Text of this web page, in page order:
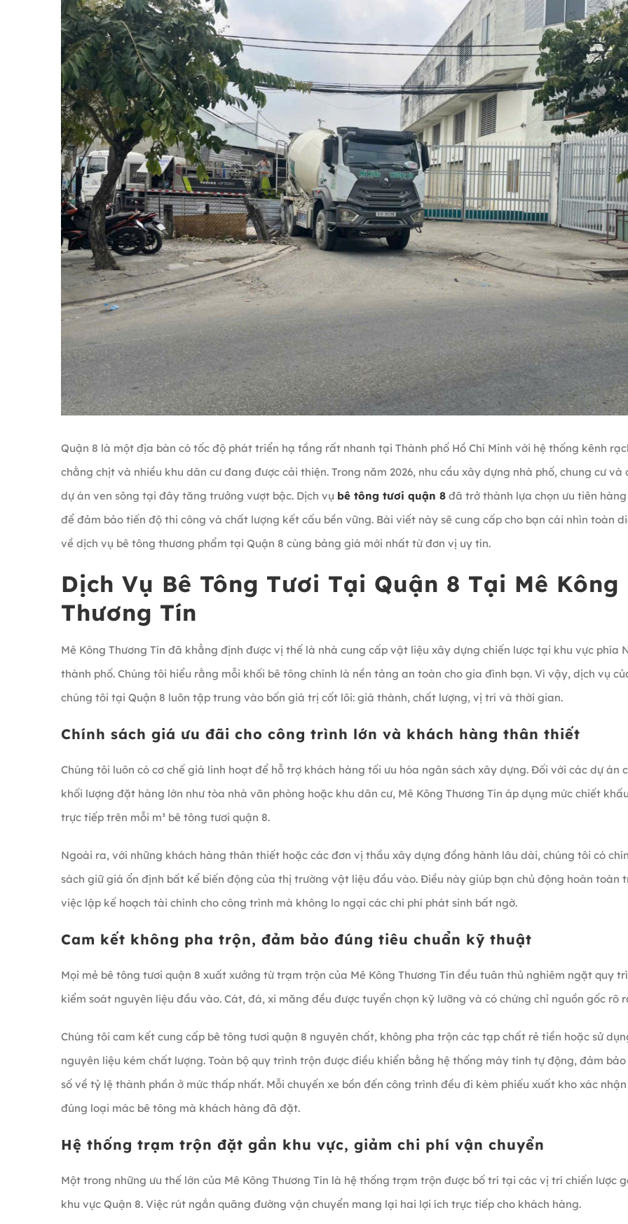
Quận 8 là một địa bàn có tốc độ phát triển hạ tầng rất nhanh tại Thành phố Hồ Chí Minh với hệ thống kênh
chằng chịt và nhiều khu dân cư đang được cải thiện. Trong năm 2026, nhu cầu xây dựng nhà phố, chung cư và
dự án ven sông tại đây tăng trưởng vượt bậc. Dịch vụ bê tông tươi quận 8đã trở thành lựa chọn ưu tiên
để đảm bảo tiến độ thi công và chất lượng kết cấu bền vững. Bài viết này sẽ cung cấp cho bạn cái nhìn toàn
về dịch vụ bê tông thương phẩm tại Quận 8 cùng bảng giá mới nhất từ đơn vị uy tín.
Dịch Vụ Bê Tông Tươi Tại Quận 8 Tại Mê Kông
Thương Tín
Mê Kông Thương Tín đã khẳng định được vị thế là nhà cung cấp vật liệu xây dựng chiến lược tại khu vực phía
thành phố. Chúng tôi hiểu rằng mỗi khối bê tông chính là nền tảng an toàn cho gia đình bạn. Vì vậy, dịch vụ
chúng tôi tại Quận 8 luôn tập trung vào bốn giá trị cốt lõi: giá thành, chất lượng, vị trí và thời gian.
Chính sách giá ưu đãi cho công trình lớn và khách hàng thân thiết
Chúng tôi luôn có cơ chế giá linh hoạt để hỗ trợ khách hàng tối ưu hóa ngân sách xây dựng. Đối với các dự án
khối lượng đặt hàng lớn như tòa nhà văn phòng hoặc khu dân cư, Mê Kông Thương Tín áp dụng mức chiết
trực tiếp trên mỗi m³ bê tông tươi quận 8.
Ngoài ra, với những khách hàng thân thiết hoặc các đơn vị thầu xây dựng đồng hành lâu dài, chúng tôi có
sách giữ giá ổn định bất kể biến động của thị trường vật liệu đầu vào. Điều này giúp bạn chủ động hoàn toàn
việc lập kế hoạch tài chính cho công trình mà không lo ngại các chi phí phát sinh bất ngờ.
Cam kết không pha trộn, đảm bảo đúng tiêu chuẩn kỹ thuật
Mọi mẻ bê tông tươi quận 8 xuất xưởng từ trạm trộn của Mê Kông Thương Tín đều tuân thủ nghiêm ngặt quy
kiểm soát nguyên liệu đầu vào. Cát, đá, xi măng đều được tuyển chọn kỹ lưỡng và có chứng chỉ nguồn gốc rõ
Chúng tôi cam kết cung cấp bê tông tươi quận 8 nguyên chất, không pha trộn các tạp chất rẻ tiền hoặc sử
nguyên liệu kém chất lượng. Toàn bộ quy trình trộn được điều khiển bằng hệ thống máy tính tự động, đảm bảo
số về tỷ lệ thành phần ở mức thấp nhất. Mỗi chuyến xe bồn đến công trình đều đi kèm phiếu xuất kho xác nhận
đúng loại mác bê tông mà khách hàng đã đặt.
Hệ thống trạm trộn đặt gần khu vực, giảm chi phí vận chuyển
Một trong những ưu thế lớn của Mê Kông Thương Tín là hệ thống trạm trộn được bố trí tại các vị trí chiến lược
khu vực Quận 8. Việc rút ngắn quãng đường vận chuyển mang lại hai lợi ích trực tiếp cho khách hàng.